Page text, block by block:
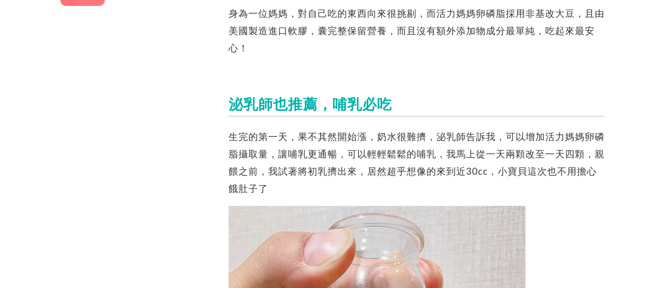
身為一位媽媽，對自己吃的東西向來很挑剔，而活力媽媽卵磷脂採用非基改大豆，且由
美國製造進口軟膠，囊完整保留營養，而且沒有額外添加物成分最單純，吃起來最安
心！
泌乳師也推薦，哺乳必吃
生完的第一天，果不其然開始漲，奶水很難擠，泌乳師告訴我，可以增加活力媽媽卵磷
脂攝取量，讓哺乳更通暢，可以輕輕鬆鬆的哺乳，我馬上從一天兩顆改至一天四顆，親
餵之前，我試著將初乳擠出來，居然超乎想像的來到近30cc，小寶貝這次也不用擔心
餓肚子了